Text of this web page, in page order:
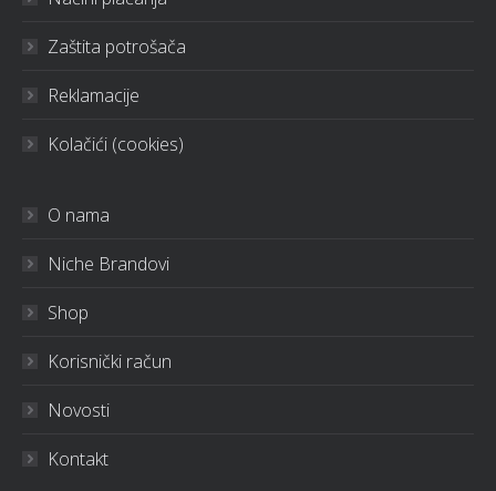
Zaštita potrošača
Reklamacije
Kolačići (cookies)
O nama
Niche Brandovi
Shop
Korisnički račun
Novosti
Kontakt